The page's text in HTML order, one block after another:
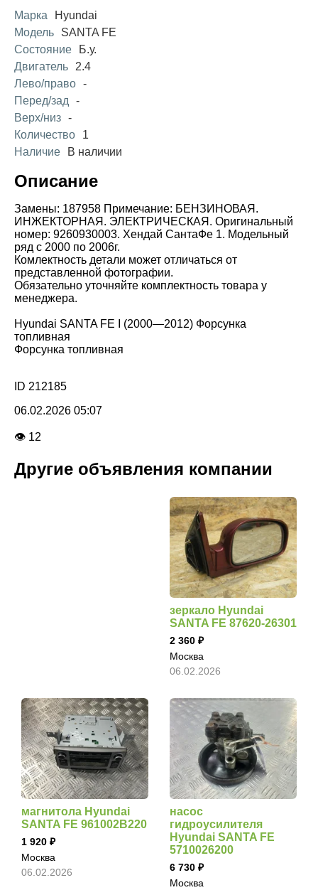
Марка
Hyundai
Модель
SANTA FE
Состояние
Б.у.
Двигатель
2.4
Лево/право -
Перед/зад
-
Верх/низ -
Количество
1
Наличие
В наличии
Описание
Замены: 187958 Примечание: БЕНЗИНОВАЯ.
ИНЖЕКТОРНАЯ. ЭЛЕКТРИЧЕСКАЯ. Оригинальный
номер: 9260930003. Хендай СантаФе 1. Модельный
ряд с 2000 по 2006г.
Комлектность детали может отличаться от
представленной фотографии.
Обязательно уточняйте комплектность товара у
менеджера.
Hyundai SANTA FE I (2000—2012) Форсунка
топливная
Форсунка топливная
ID 212185
06.02.2026 05:07
👁 12
Другие объявления компании
зеркало Hyundai
SANTA FE 87620-26301
2 360
Москва
06.02.2026
магнитола Hyundai
SANTA FE 961002B220
1 920
Москва
06.02.2026
насос
гидроусилителя
Hyundai SANTA FE
5710026200
6 730
Москва